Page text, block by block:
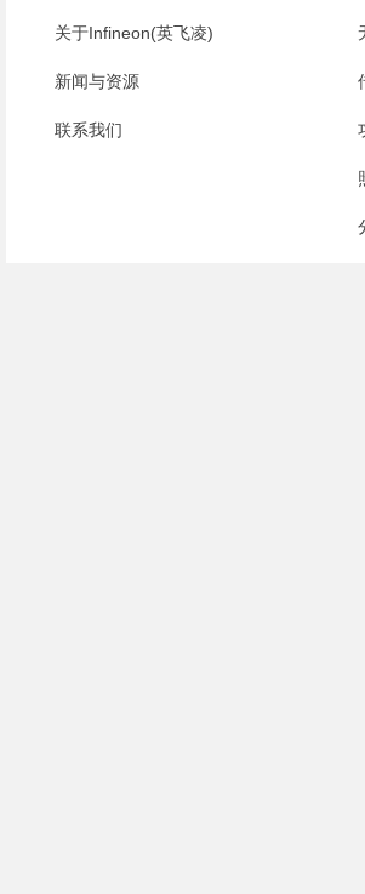
关于Infineon(英飞凌)
新闻与资源
联系我们